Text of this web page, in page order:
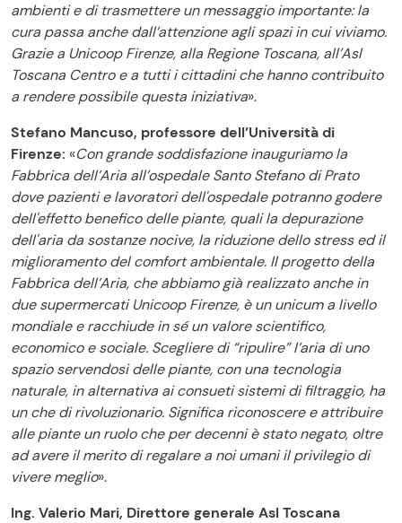
ambienti e di trasmettere un messaggio importante: la
cura passa anche dall’attenzione agli spazi in cui viviamo.
Grazie a Unicoop Firenze, alla Regione Toscana, all’Asl
Toscana Centro e a tutti i cittadini che hanno contribuito
a rendere possibile questa iniziativa».
Stefano Mancuso, professore dell’Università di
Firenze: «Con grande soddisfazione inauguriamo la
Fabbrica dell’Aria all’ospedale Santo Stefano di Prato
dove pazienti e lavoratori dell'ospedale potranno godere
dell'effetto benefico delle piante, quali la depurazione
dell'aria da sostanze nocive, la riduzione dello stress ed il
miglioramento del comfort ambientale. Il progetto della
Fabbrica dell’Aria, che abbiamo già realizzato anche in
due supermercati Unicoop Firenze, è un unicum a livello
mondiale e racchiude in sé un valore scientifico,
economico e sociale. Scegliere di “ripulire” l’aria di uno
spazio servendosi delle piante, con una tecnologia
naturale, in alternativa ai consueti sistemi di filtraggio, ha
un che di rivoluzionario. Significa riconoscere e attribuire
alle piante un ruolo che per decenni è stato negato, oltre
ad avere il merito di regalare a noi umani il privilegio di
vivere meglio».
Ing. Valerio Mari, Direttore generale Asl Toscana